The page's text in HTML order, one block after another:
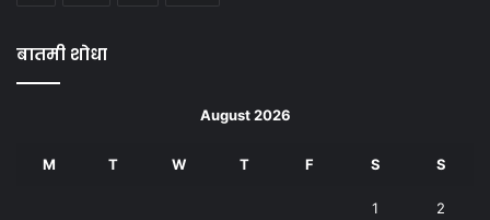
बातमी शोधा
August 2026
M T W T F S S
1 2